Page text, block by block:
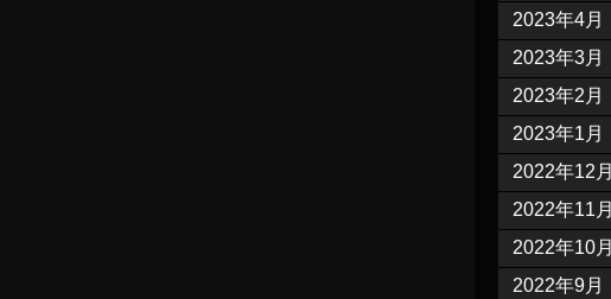
2023年4月
2023年3月
2023年2月
2023年1月
2022年12月
2022年11月
2022年10月
2022年9月